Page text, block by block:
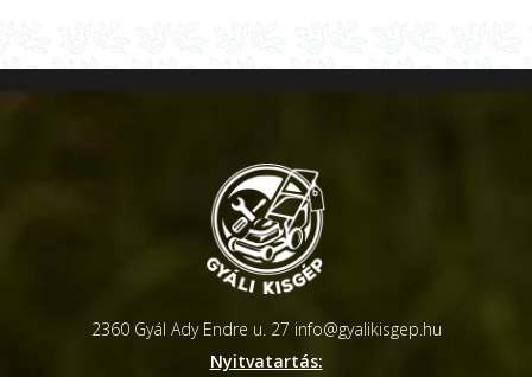
2360 Gyál Ady Endre u. 27 info@gyalikisgep.hu
Nyitvatartás: